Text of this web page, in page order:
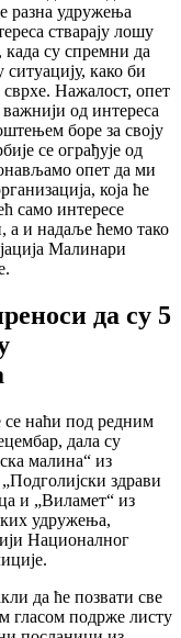
разна удружења
стварају лошу
су спремни да
како би
Нажалост, опет
од интереса
боре за своју
се ограђује од
опет да ми
која ће
само интересе
а и надаље ћемо тако
Малинари
да су 5
се наћи под редним
дала су
малина“ из
здрави
и „Виламет“ из
удружења,
Националног
да ће позвати све
гласом подрже листу